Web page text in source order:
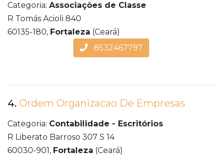
Categoria: Associações de Classe
R Tomás Acioli 840
60135-180, Fortaleza (Ceará)
8532467797
4. Ordem Organizacao De Empresas
Categoria: Contabilidade - Escritórios
R Liberato Barroso 307 S 14
60030-901, Fortaleza (Ceará)